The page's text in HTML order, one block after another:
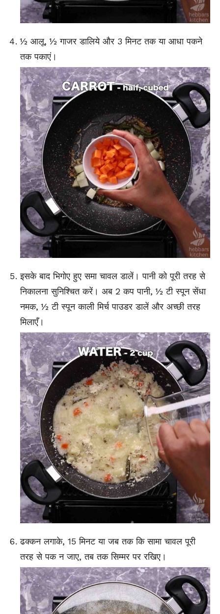
½ आलू, ½ गाजर डालिये और 3 मिनट तक या आधा पकने
तक पकाएं।
इसके बाद भिगोए हुए समा चावल डालें। पानी को पूरी तरह से
निकालना सुनिश्चित करें। अब 2 कप पानी,½ टी स्पून सेंधा
नमक,½ टी स्पून काली मिर्च पाउडर डालें और अच्छी तरह
मिलाएँ।
ढक्कन लगाके, 15 मिनट या जब तक कि सामा चावल पूरी
तरह से पक न जाए, तब तक सिम्मर पर रखिए।